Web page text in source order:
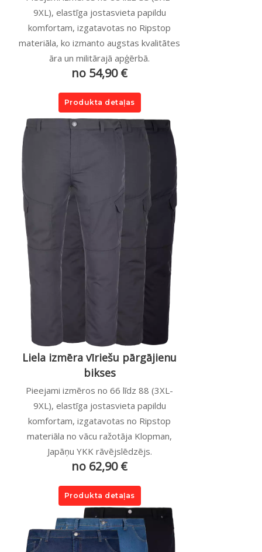
9XL), elastīga jostasvieta papildu
komfortam, izgatavotas no Ripstop
materiāla, ko izmanto augstas kvalitātes
āra un militārajā apģērbā.
no 54,90 €
Produkta detaļas
Liela izmēra vīriešu pārgājienu
bikses
Pieejami izmēros no 66 līdz 88 (3XL-
9XL), elastīga jostasvieta papildu
komfortam, izgatavotas no Ripstop
materiāla no vācu ražotāja Klopman,
Japāņu YKK rāvējslēdzējs.
no 62,90 €
Produkta detaļas